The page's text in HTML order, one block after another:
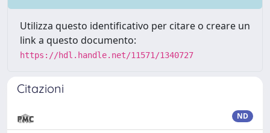
Utilizza questo identificativo per citare o creare un
link a questo documento:
https://hdl.handle.net/11571/1340727
Citazioni
ND